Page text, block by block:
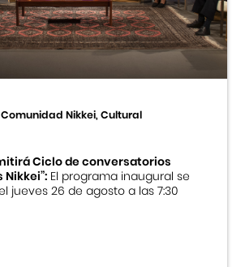
Peruano Japonés
Inmigración Japonesa
Japonés
Comunidad Nikkei, Cultural
Ciclo de conversatorios
Nikkei”:El programa inaugural se
jueves 26 de agosto a las 7:30